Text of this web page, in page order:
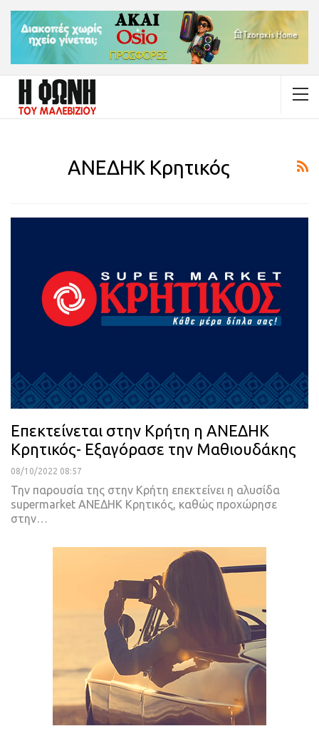
ΑΝΕΔΗΚ Κρητικός
Επεκτείνεται στην Κρήτη η ΑΝΕΔΗΚ
Κρητικός- Εξαγόρασε την Μαθιουδάκης
08/10/2022 08:57
Την παρουσία της στην Κρήτη επεκτείνει η αλυσίδα
supermarket ΑΝΕΔΗΚ Κρητικός, καθώς προχώρησε
στην…